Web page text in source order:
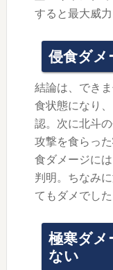
すると最大威
侵食ダメ
結論は、でき
食状態になり
認。次に北斗
攻撃を食らっ
食ダメージに
判明。ちなみ
てもダメでした
極寒ダメ
ない